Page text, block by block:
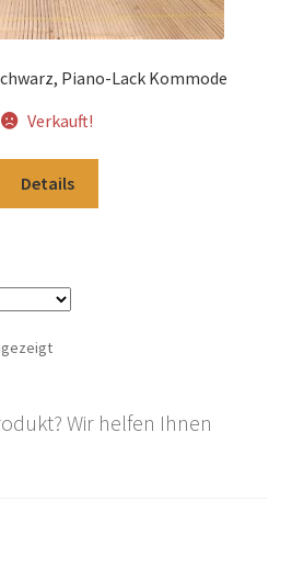
Piano-Lack Kommode
Verkauft!
Details
Wir helfen Ihnen